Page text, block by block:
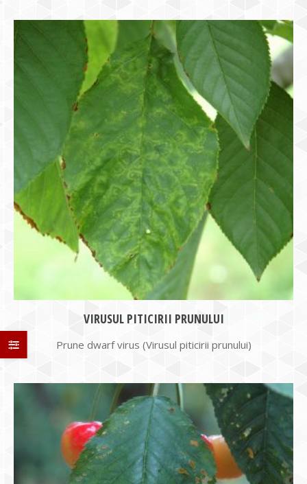
VIRUSUL PITICIRII PRUNULUI
Prune dwarf virus (Virusul piticirii prunului)